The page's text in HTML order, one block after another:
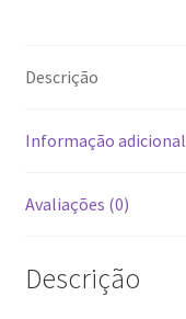
|
1.5x2m
Descrição
Informação adicional
Avaliações (0)
Descrição